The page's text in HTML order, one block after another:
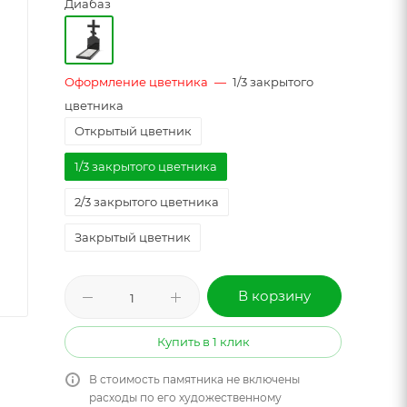
Диабаз
Оформление цветника — 1/3 закрытого
цветника
Открытый цветник
1/3 закрытого цветника
2/3 закрытого цветника
Закрытый цветник
В корзину
Купить в 1 клик
В стоимость памятника не включены
расходы по его художественному